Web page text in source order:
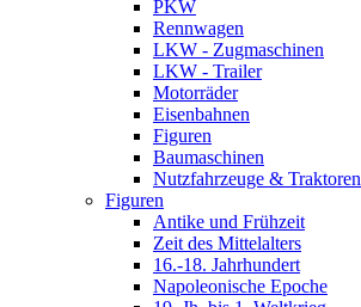
PKW
Rennwagen
LKW - Zugmaschinen
LKW - Trailer
Motorräder
Eisenbahnen
Figuren
Baumaschinen
Nutzfahrzeuge & Traktoren
Figuren
Antike und Frühzeit
Zeit des Mittelalters
16.-18. Jahrhundert
Napoleonische Epoche